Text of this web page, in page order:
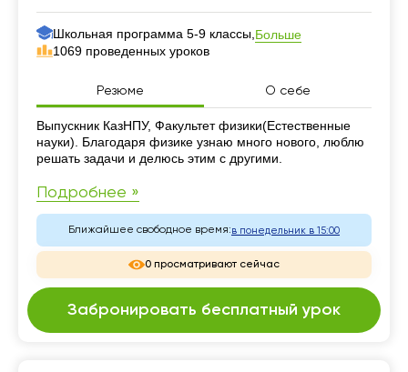
Школьная программа 5-9 классы, Больше
1069 проведенных уроков
Резюме О себе
Резюме
Выпускник КазНПУ, Факультет физики(Естественные
науки). Благодаря физике узнаю много нового, люблю
решать задачи и делюсь этим с другими.
Подробнее »
Ближайшее свободное время:в понедельник в 15:00
0 просматривают сейчас
Забронировать бесплатный урок